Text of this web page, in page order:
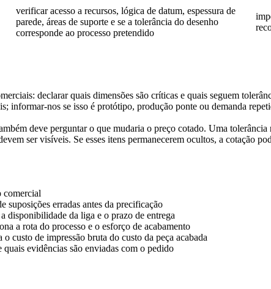
verificar acesso a recursos, lógica de datum, espessura de
parede, áreas de suporte e se a tolerância do desenho
corresponde ao processo pretendido
declarar quais dimensões são críticas e quais seguem
informar-nos se isso é protótipo, produção ponte ou demanda
deve perguntar o que mudaria o preço cotado. Uma
ser visíveis. Se esses itens permanecerem ocultos, a cotação
comercial
suposições erradas antes da precificação
disponibilidade da liga e o prazo de entrega
a rota do processo e o esforço de acabamento
o custo de impressão bruta do custo da peça acabada
quais evidências são enviadas com o pedido